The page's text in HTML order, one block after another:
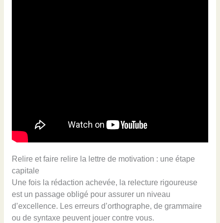
Relire et faire relire la lettre de motivation : une étape
capitale
Une fois la rédaction achevée, la relecture rigoureuse
est un passage obligé pour assurer un niveau
d’excellence. Les erreurs d’orthographe, de grammaire
ou de syntaxe peuvent jouer contre vous.